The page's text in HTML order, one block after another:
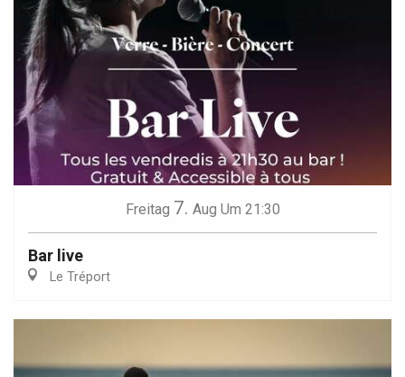
Freitag 7. Aug Um 21:30
Bar live
Le Tréport